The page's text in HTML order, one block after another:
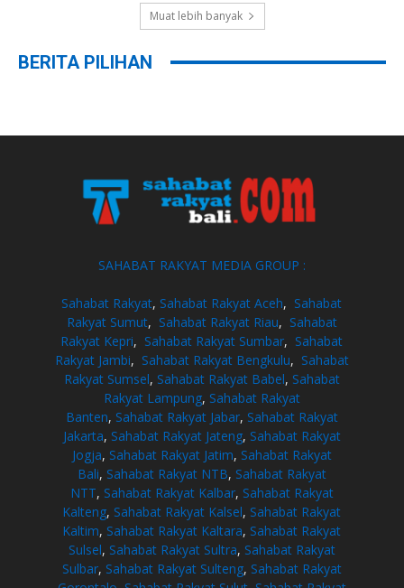
Muat lebih banyak
BERITA PILIHAN
SAHABAT RAKYAT MEDIA GROUP :
Sahabat Rakyat, Sahabat Rakyat Aceh, Sahabat
Rakyat Sumut, Sahabat Rakyat Riau, Sahabat
Rakyat Kepri, Sahabat Rakyat Sumbar, Sahabat
Rakyat Jambi, Sahabat Rakyat Bengkulu, Sahabat
Rakyat Sumsel, Sahabat Rakyat Babel, Sahabat
Rakyat Lampung, Sahabat Rakyat
Banten, Sahabat Rakyat Jabar, Sahabat Rakyat
Jakarta, Sahabat Rakyat Jateng, Sahabat Rakyat
Jogja, Sahabat Rakyat Jatim, Sahabat Rakyat
Bali, Sahabat Rakyat NTB, Sahabat Rakyat
NTT, Sahabat Rakyat Kalbar, Sahabat Rakyat
Kalteng, Sahabat Rakyat Kalsel, Sahabat Rakyat
Kaltim, Sahabat Rakyat Kaltara, Sahabat Rakyat
Sulsel, Sahabat Rakyat Sultra, Sahabat Rakyat
Sulbar, Sahabat Rakyat Sulteng, Sahabat Rakyat